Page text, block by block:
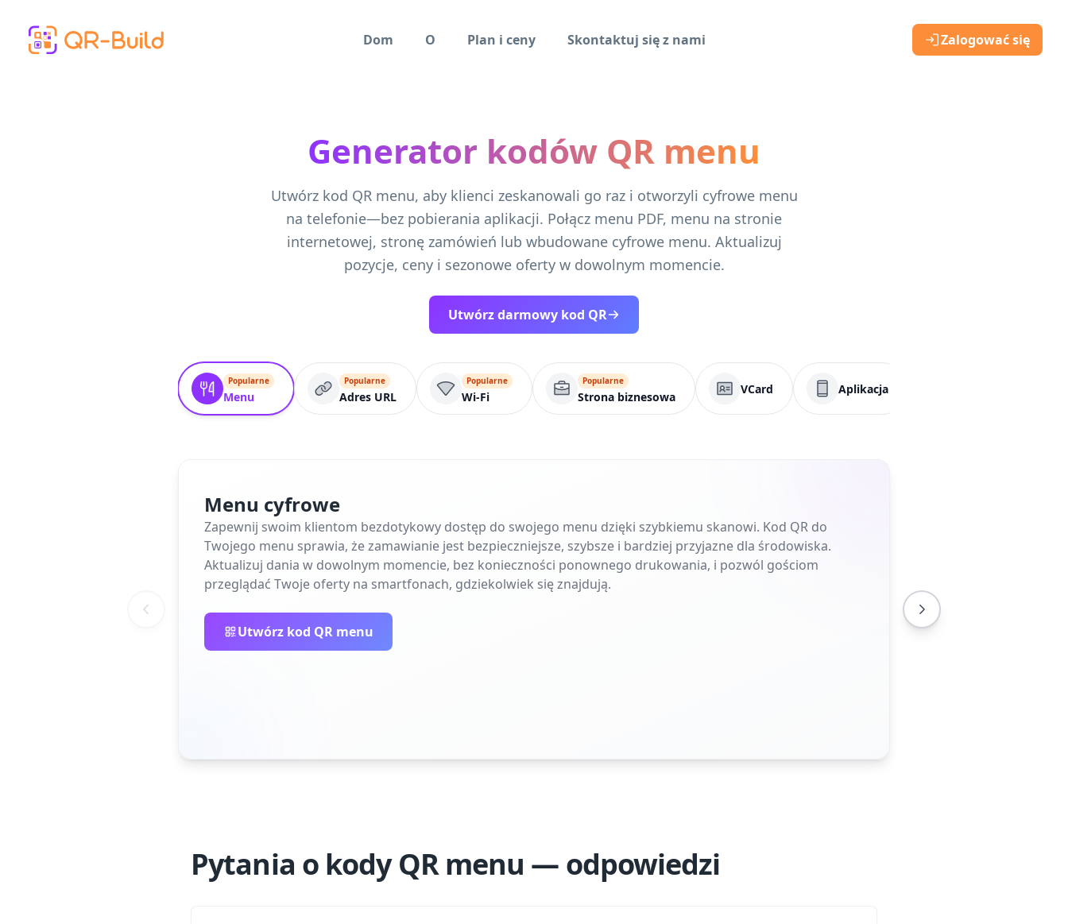
Dom
O Plan i ceny Skontaktuj się z nami Zalogować się
Generator kodów QR menu
Utwórz kod QR menu, aby klienci zeskanowali go raz i otworzyli cyfrowe menu
na telefonie—bez pobierania aplikacji. Połącz menu PDF, menu na stronie
internetowej, stronę zamówień lub wbudowane cyfrowe menu. Aktualizuj
pozycje, ceny i sezonowe oferty w dowolnym momencie.
Utwórz darmowy kod QR
Popularne
Menu
Popularne
Adres URL
Popularne
Wi-Fi
Popularne
Strona biznesowa
VCard Aplikacja
Menu cyfrowe
Zapewnij swoim klientom bezdotykowy dostęp do swojego menu dzięki szybkiemu skanowi. Kod QR do
Twojego menu sprawia, że ​​zamawianie jest bezpieczniejsze, szybsze i bardziej przyjazne dla środowiska.
Aktualizuj dania w dowolnym momencie, bez konieczności ponownego drukowania, i pozwól gościom
przeglądać Twoje oferty na smartfonach, gdziekolwiek się znajdują.
Utwórz kod QR menu
Pytania o kody QR menu — odpowiedzi